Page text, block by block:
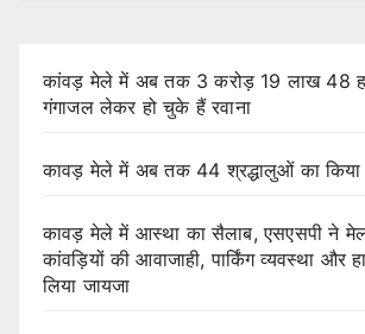
कांवड़ मेले में अब तक 3 करोड़ 19 लाख 48
गंगाजल लेकर हो चुके हैं रवाना
कावड़ मेले में अब तक 44 श्रद्धालुओं का
कावड़ मेले में आस्था का सैलाब, एसएसपी ने
कांवड़ियों की आवाजाही, पार्किंग व्यवस्था और
लिया जायजा